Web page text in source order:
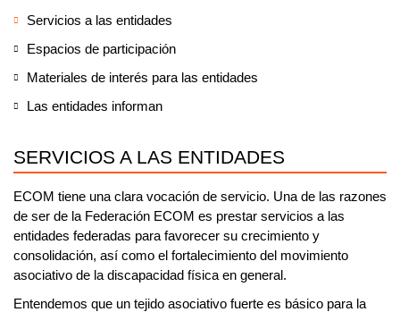
Servicios a las entidades
Espacios de participación
Materiales de interés para las entidades
Las entidades informan
SERVICIOS A LAS ENTIDADES
ECOM tiene una clara vocación de servicio. Una de las razones
de ser de la Federación ECOM es prestar servicios a las
entidades federadas para favorecer su crecimiento y
consolidación, así como el fortalecimiento del movimiento
asociativo de la discapacidad física en general.
Entendemos que un tejido asociativo fuerte es básico para la